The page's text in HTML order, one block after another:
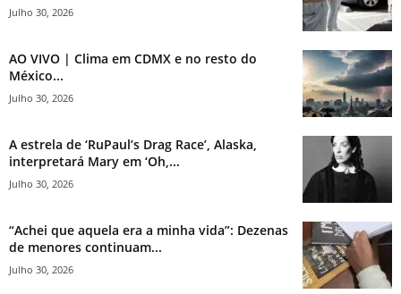
Julho 30, 2026
AO VIVO | Clima em CDMX e no resto do
México...
Julho 30, 2026
A estrela de ‘RuPaul’s Drag Race’, Alaska,
interpretará Mary em ‘Oh,...
Julho 30, 2026
“Achei que aquela era a minha vida”: Dezenas
de menores continuam...
Julho 30, 2026